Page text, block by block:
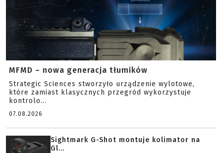
MFMD – nowa generacja tłumików
Strategic Sciences stworzyło urządzenie wylotowe,
które zamiast klasycznych przegród wykorzystuje
kontrolo...
07.08.2026
Sightmark G-Shot montuje kolimator na
Gl...